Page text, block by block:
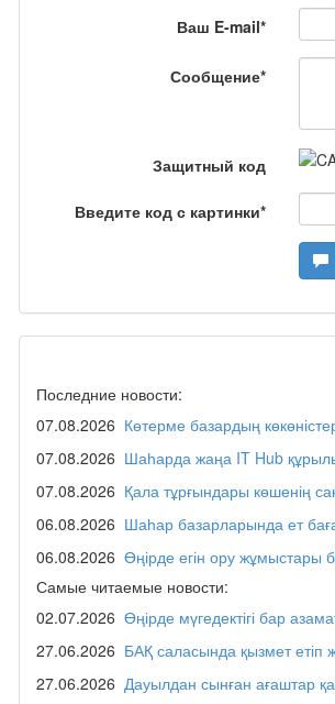
Станем чемпионами
Я открываю мир /
Дәрігер не айтады?
Maslihat LIVE
Отчётная встреча
қаласы әкімінің
REGION 04
Люди города /
Ваш E-mail*
Сообщение*
Защитный код
Введите код с картинки*
Последние новости:
07.08.2026 Көтерме базардың
07.08.2026 Шаһарда жаңа IT Hub
07.08.2026 Қала тұрғындары көшенің
06.08.2026 Шаһар базарларында ет
06.08.2026 Өңірде егін ору жұмыстары
Самые читаемые новости:
02.07.2026 Өңірде мүгедектігі бар
27.06.2026 БАҚ саласында қызмет етіп
27.06.2026 Дауылдан сынған ағаштар